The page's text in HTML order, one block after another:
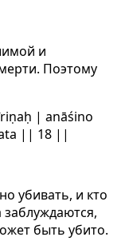
и
Поэтому
| anāśino
|| 18 ||
убивать, и кто
быть убито.